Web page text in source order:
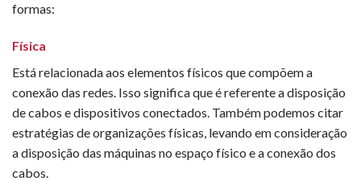
formas:
Física
Está relacionada aos elementos físicos que compõem a
conexão das redes. Isso significa que é referente a disposição
de cabos e dispositivos conectados. Também podemos citar
estratégias de organizações físicas, levando em consideração
a disposição das máquinas no espaço físico e a conexão dos
cabos.